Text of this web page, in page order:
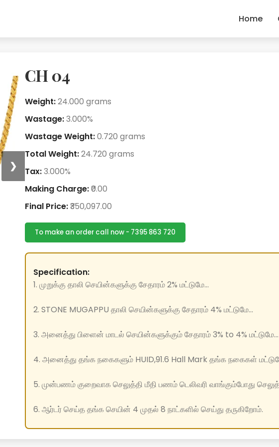
Home
❯
CH 04
Weight:24.000 grams
Wastage:3.000%
Wastage Weight:0.720 grams
Total Weight:24.720 grams
Tax:3.000%
Making Charge:₹0.00
Final Price:₹350,097.00
To make an order call now - 7395 863 720
Specification:
1. முறுக்கு தாலி செயின்களுக்கு சேதாரம் 2% மட்டுமே...
2. STONE MUGAPPU தாலி செயின்களுக்கு சேதாரம் 4% மட்டுமே...
3. அனைத்து பிளைன் மாடல் செயின்களுக்கும் சேதாரம் 3% to 4% மட்டுமே...
4. அனைத்து தங்க நகைகளும் HUID,91.6 Hall Mark தங்க நகைகள்
5. முன்பணம் குறைவாக செலுத்தி மீதி பணம் டெலிவரி வாங்கும்போது
6. ஆர்டர் செய்த தங்க செயின் 4 முதல் 8 நாட்களில் செய்து தருகிறோம்.